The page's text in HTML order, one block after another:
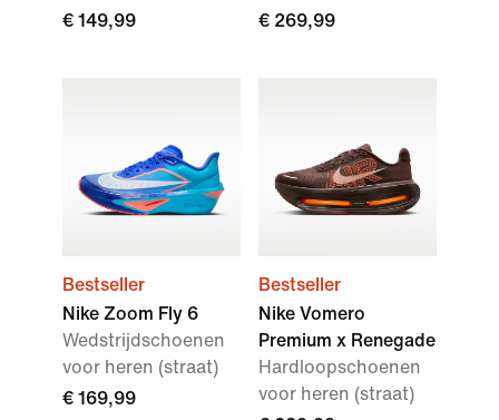
€ 149,99
€ 269,99
Bestseller
Nike Zoom Fly 6
Wedstrijdschoenen
voor heren (straat)
€ 169,99
Bestseller
Nike Vomero
Premium x Renegade
Hardloopschoenen
voor heren (straat)